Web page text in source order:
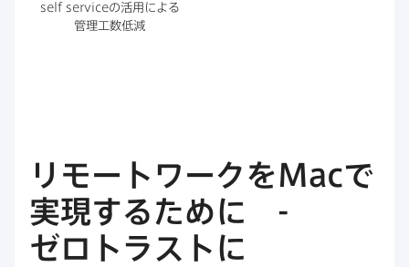
self serviceの​活用に​よる​
管理工数低減
リモートワークをMacで​
実現する​ために -
ゼロトラストに​